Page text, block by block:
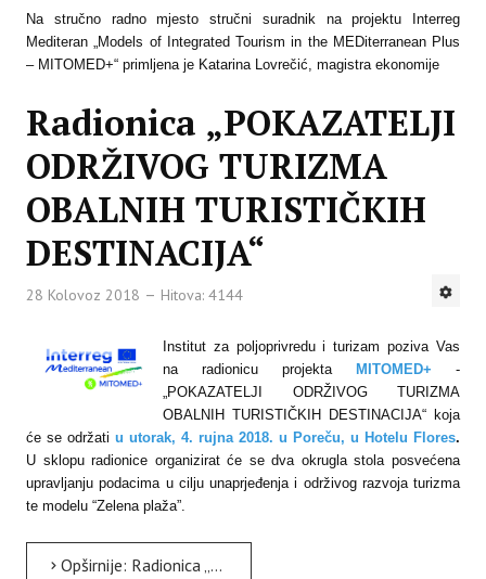
Na stručno radno mjesto stručni suradnik na projektu Interreg
Mediteran„Models of Integrated Tourism in the MEDiterranean Plus
– MITOMED+“ primljena je Katarina Lovrečić, magistra ekonomije
Radionica „POKAZATELJI
ODRŽIVOG TURIZMA
OBALNIH TURISTIČKIH
DESTINACIJA“
28 Kolovoz 2018 Hitova: 4144
Institut za poljoprivredu i turizam poziva Vas
na radionicu projekta
MITOMED+ -
„POKAZATELJI ODRŽIVOG TURIZMA
OBALNIH TURISTIČKIH DESTINACIJA“ koja
će se održati u utorak, 4. rujna 2018. u Poreču, u Hotelu Flores.
U sklopu radionice organizirat će se dva okrugla stola posvećena
upravljanju podacima u cilju unaprjeđenja i održivog razvoja turizma
te modelu “Zelena plaža”.
Opširnije: Radionica „POKAZATELJI ODRŽIVOG TURIZMA OBALNIH TURISTIČKIH DESTINACIJA“